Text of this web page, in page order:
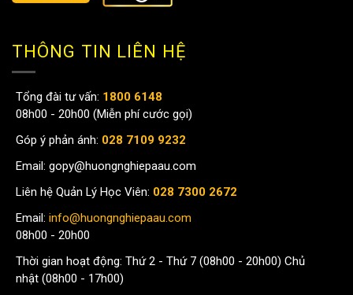
THÔNG TIN LIÊN HỆ
Tổng đài tư vấn: 1800 6148
08h00 - 20h00 (Miễn phí cước gọi)
Góp ý phản ánh: 028 7109 9232
Email: gopy@huongnghiepaau.com
Liên hệ Quản Lý Học Viên: 028 7300 2672
Email: info@huongnghiepaau.com
08h00 - 20h00
Thời gian hoạt động: Thứ 2 - Thứ 7 (08h00 - 20h00) Chủ
nhật (08h00 - 17h00)